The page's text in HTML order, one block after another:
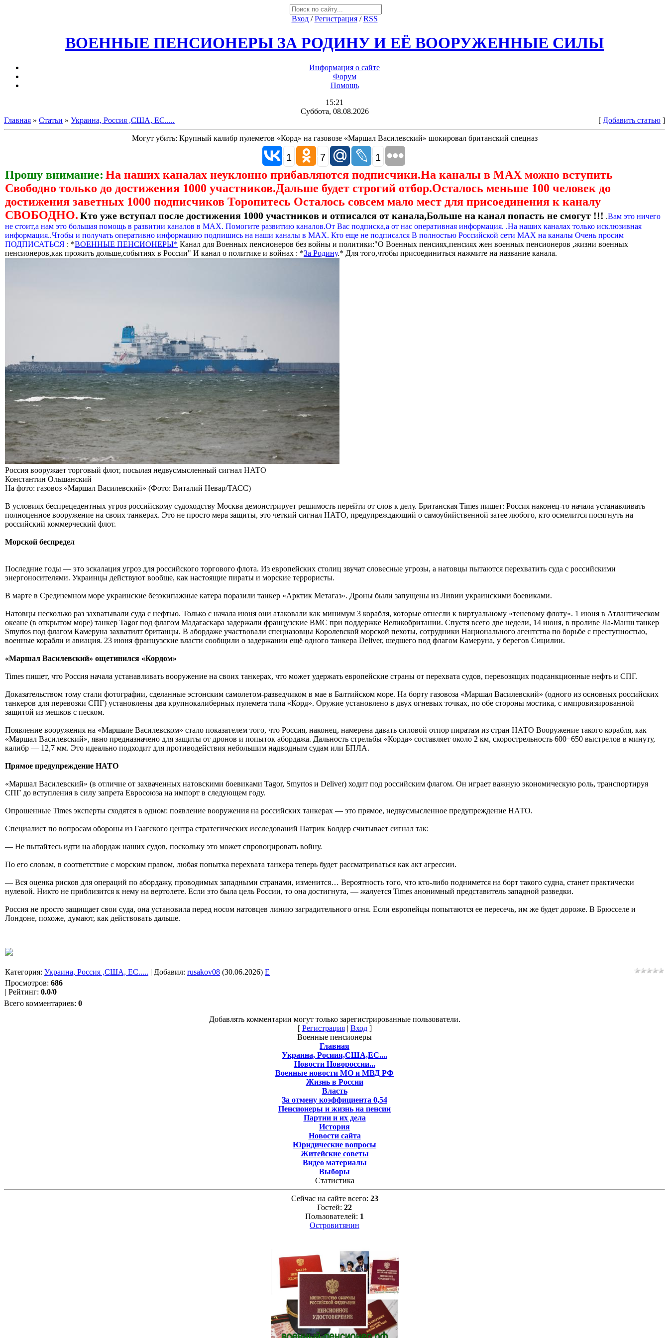
Вход/Регистрация/RSS
ВОЕННЫЕ ПЕНСИОНЕРЫ ЗА РОДИНУ И ЕЁ ВООРУЖЕННЫЕ СИЛЫ
Информация о сайте
Форум
Помощь
15:21
Суббота, 08.08.2026
Главная » Статьи » Украина, Россия ,США, ЕС..... [ Добавить статью ]
Могут убить: Крупный калибр пулеметов «Корд» на газовозе «Маршал Василевский» шокировал британский спецназ
1 7 1
Прошу внимание: На наших каналах неуклонно прибавляются подписчики.На каналы в МАХ можно вступить
Свободно только до достижения 1000 участников.Дальше будет строгий отбор.Осталось меньше 100 человек до
достижения заветных 1000 подписчиков Торопитесь Осталось совсем мало мест для присоединения к каналу
СВОБОДНО. Кто уже вступал после достижения 1000 участников и отписался от канала,Больше на канал попасть не смогут !!! .Вам это ничего
не стоит,а нам это большая помощь в развитии каналов в МАХ. Помогите развитию каналов.От Вас подписка,а от нас оперативная информация. .На наших каналах только исклюзивная
информация..Чтобы и получать оперативно информацию подпишись на наши каналы в МАХ. Кто еще не подписался В полностью Российской сети МАХ на каналы Очень просим
ПОДПИСАТЬСЯ : *ВОЕННЫЕ ПЕНСИОНЕРЫ* Канал для Военных пенсионеров без войны и политики:"О Военных пенсиях,пенсиях жен военных пенсионеров ,жизни военных
пенсионеров,как прожить дольше,событиях в России" И канал о политике и войнах : *За Родину.* Для того,чтобы присоединиться нажмите на название канала.
Россия вооружает торговый флот, посылая недвусмысленный сигнал НАТО
Константин Ольшанский
На фото: газовоз «Маршал Василевский» (Фото: Виталий Невар/ТАСС)
В условиях беспрецедентных угроз российскому судоходству Москва демонстрирует решимость перейти от слов к делу. Британская Times пишет: Россия наконец-то начала устанавливать
полноценное вооружение на своих танкерах. Это не просто мера защиты, это четкий сигнал НАТО, предупреждающий о самоубийственной затее любого, кто осмелится посягнуть на
российский коммерческий флот.
Морской беспредел
Последние годы — это эскалация угроз для российского торгового флота. Из европейских столиц звучат словесные угрозы, а натовцы пытаются перехватить суда с российскими
энергоносителями. Украинцы действуют вообще, как настоящие пираты и морские террористы.
В марте в Средиземном море украинские безэкипажные катера поразили танкер «Арктик Метагаз». Дроны были запущены из Ливии украинскими боевиками.
Натовцы несколько раз захватывали суда с нефтью. Только с начала июня они атаковали как минимум 3 корабля, которые отнесли к виртуальному «теневому флоту». 1 июня в Атлантическом
океане (в открытом море) танкер Tagor под флагом Мадагаскара задержали французские ВМС при поддержке Великобритании. Спустя всего две недели, 14 июня, в проливе Ла-Манш танкер
Smyrtos под флагом Камеруна захватилт британцы. В абордаже участвовали спецназовцы Королевской морской пехоты, сотрудники Национального агентства по борьбе с преступностью,
военные корабли и авиация. 23 июня французские власти сообщили о задержании ещё одного танкера Deliver, шедшего под флагом Камеруна, у берегов Сицилии.
«Маршал Василевский» ощетинился «Кордом»
Times пишет, что Россия начала устанавливать вооружение на своих танкерах, что может удержать европейские страны от перехвата судов, перевозящих подсанкционные нефть и СПГ.
Доказательством тому стали фотографии, сделанные эстонским самолетом-разведчиком в мае в Балтийском море. На борту газовоза «Маршал Василевский» (одного из основных российских
танкеров для перевозки СПГ) установлены два крупнокалиберных пулемета типа «Корд». Оружие установлено в двух огневых точках, по обе стороны мостика, с импровизированной
защитой из мешков с песком.
Появление вооружения на «Маршале Василевском» стало показателем того, что Россия, наконец, намерена давать силовой отпор пиратам из стран НАТО Вооружение такого корабля, как
«Маршал Василевский», явно предназначено для защиты от дронов и попыток абордажа. Дальность стрельбы «Корда» составляет около 2 км, скорострельность 600−650 выстрелов в минуту,
калибр — 12,7 мм. Это идеально подходит для противодействия небольшим надводным судам или БПЛА.
Прямое предупреждение НАТО
«Маршал Василевский» (в отличие от захваченных натовскими боевиками Tagor, Smyrtos и Deliver) ходит под российским флагом. Он играет важную экономическую роль, транспортируя
СПГ до вступления в силу запрета Евросоюза на импорт в следующем году.
Опрошенные Times эксперты сходятся в одном: появление вооружения на российских танкерах — это прямое, недвусмысленное предупреждение НАТО.
Специалист по вопросам обороны из Гаагского центра стратегических исследований Патрик Болдер считывает сигнал так:
— Не пытайтесь идти на абордаж наших судов, поскольку это может спровоцировать войну.
По его словам, в соответствие с морским правом, любая попытка перехвата танкера теперь будет рассматриваться как акт агрессии.
— Вся оценка рисков для операций по абордажу, проводимых западными странами, изменится… Вероятность того, что кто-либо поднимется на борт такого судна, станет практически
нулевой. Никто не приблизится к нему на вертолете. Если это была цель России, то она достигнута, — жалуется Times анонимный представитель западной разведки.
Россия не просто защищает свои суда, она установила перед носом натовцев линию заградительного огня. Если европейцы попытаются ее пересечь, им же будет дороже. В Брюсселе и
Лондоне, похоже, думают, как действовать дальше.
Категория: Украина, Россия ,США, ЕС..... | Добавил: rusakov08 (30.06.2026) E
Просмотров: 686
| Рейтинг: 0.0/0
Всего комментариев: 0
Добавлять комментарии могут только зарегистрированные пользователи.
[ Регистрация| Вход]
Военные пенсионеры
Главная
Украина, Росиия,США,ЕС....
Новости Новороссии...
Военные новости МО и МВД РФ
Жизнь в России
Власть
За отмену коэффициента 0,54
Пенсионеры и жизнь на пенсии
Партии и их дела
История
Новости сайта
Юридические вопросы
Житейские советы
Видео материалы
Выборы
Статистика
Сейчас на сайте всего: 23
Гостей: 22
Пользователей: 1
Островитянин